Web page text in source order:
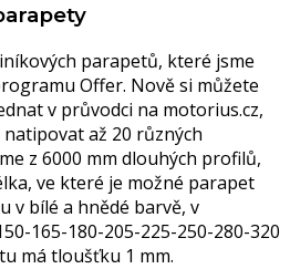
parapetů, které jsme
Offer. Nově si můžete
v průvodci na motorius.cz,
až 20 různých
z 6000 mm dlouhých profilů,
ve které je možné parapet
v bílé a hnědé barvě, v
165-180-205-225-250-280-320
má tloušťku 1 mm.